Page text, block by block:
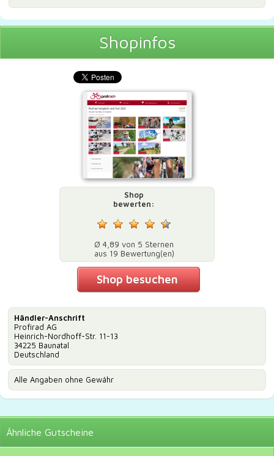
Shopinfos
Shop
bewerten:
Ø 4,89 von 5 Sternen
aus 19 Bewertung(en)
Shop besuchen
Händler-Anschrift
Profirad AG
Heinrich-Nordhoff-Str. 11-13
34225 Baunatal
Deutschland
Alle Angaben ohne Gewähr
Ähnliche Gutscheine